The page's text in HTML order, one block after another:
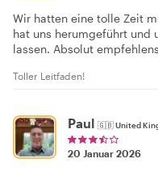
Wir hatten eine tolle Zeit
hat uns herumgeführt und
lassen. Absolut
Toller Leitfaden!
Paul 🇬🇧United
20 Januar 2026